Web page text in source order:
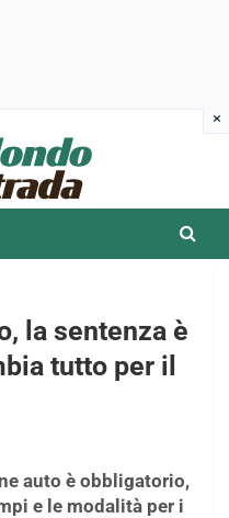
la sentenza è
tutto per il
auto è obbligatorio,
e le modalità per i